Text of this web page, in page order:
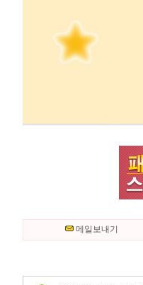
메일보내기